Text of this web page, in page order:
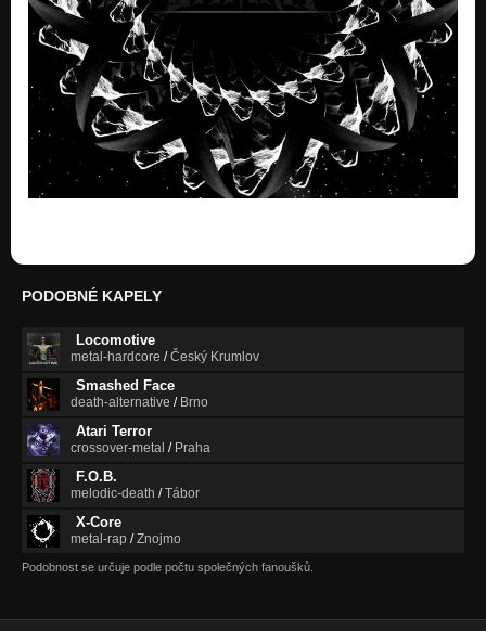
PODOBNÉ KAPELY
Locomotive
metal-hardcore /Český Krumlov
Smashed Face
death-alternative / Brno
Atari Terror
crossover-metal / Praha
F.O.B.
melodic-death /Tábor
X-Core
metal-rap /Znojmo
Podobnost se určuje podle počtu společných fanoušků.